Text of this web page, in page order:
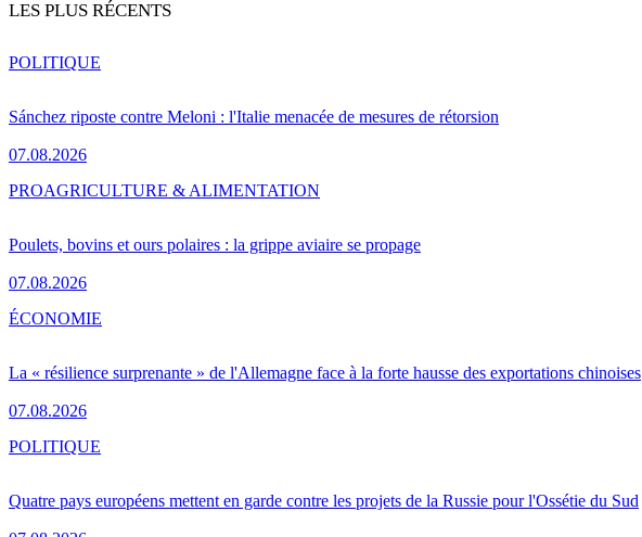
LES PLUS RÉCENTS
Sánchez riposte contre Meloni : l'Italie menacée de mesures de rétorsion
07.08.2026
POLITIQUE
Poulets, bovins et ours polaires : la grippe aviaire se propage
07.08.2026
PROAGRICULTURE & ALIMENTATION
La « résilience surprenante » de l'Allemagne face à la forte hausse des exportations chinoises
07.08.2026
ÉCONOMIE
Quatre pays européens mettent en garde contre les projets de la Russie pour l'Ossétie du Sud
POLITIQUE